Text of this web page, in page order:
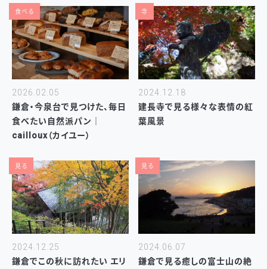
食べる
2026.02.05
鎌倉・今泉台で見つけた、毎日
食べたい自然派パン｜
cailloux（カイユー）
寺
2024.12.18
建長寺で見る様々な表情の紅
葉風景
見る
2024.12.25
鎌倉でこの秋に訪れたい エリ
見る
2024.06.07
鎌倉で見る癒しの富士山の絶